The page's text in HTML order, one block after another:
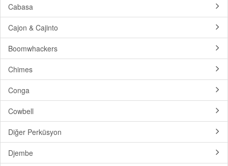
Cabasa
Cajon & Cajinto
Boomwhackers
Chimes
Conga
Cowbell
Diğer Perküsyon
Djembe